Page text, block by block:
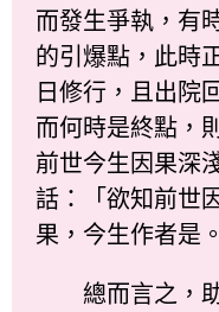
而發生爭執，有
的引爆點，此時
日修行，且出院
而何時是終點，
前世今生因果深
話：「欲知前世
果，今生作者是。
總而言之，助